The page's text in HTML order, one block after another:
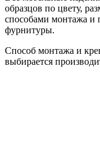
образцов по цвету,
способами монтажа и
фурнитуры.
Способ монтажа и
выбирается